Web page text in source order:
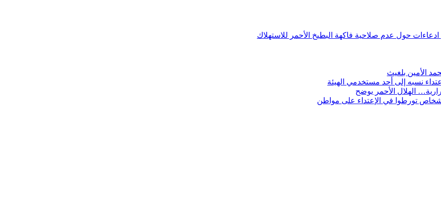
ادعاءات حول عدم صلاحية فاكهة البطيخ الأحمر للاستهلاك
الأمين بلغيث
نسبه إلى أحد مستخدمي الهيئة
الهلال الأحمر يوضح